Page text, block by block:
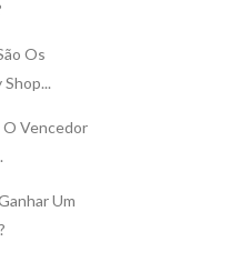
Os
Vencedor
Um